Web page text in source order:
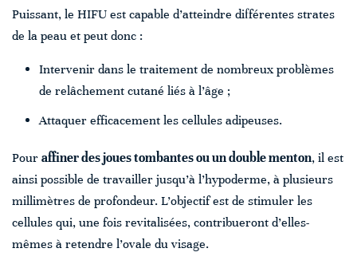
Puissant, le HIFU est capable d’atteindre différentes strates
de la peau et peut donc :
Intervenir dans le traitement de nombreux problèmes
de relâchement cutané liés à l’âge ;
Attaquer efficacement les cellules adipeuses.
Pour affiner des joues tombantes ou un double menton, il est
ainsi possible de travailler jusqu’à l’hypoderme, à plusieurs
millimètres de profondeur. L’objectif est de stimuler les
cellules qui, une fois revitalisées, contribueront d’elles-
mêmes à retendre l’ovale du visage.